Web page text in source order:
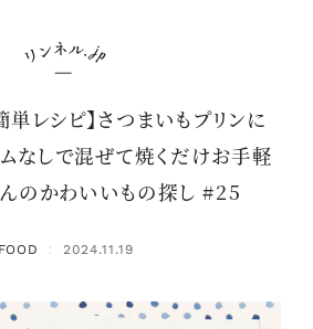
単レシピ】さつまいもプリンに
ムなしで混ぜて焼くだけお手軽
のかわいいもの探し #25
FOOD ： 2024.11.19